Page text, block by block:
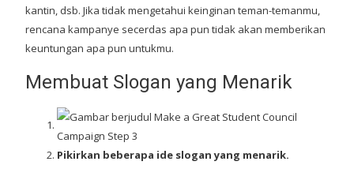
kantin, dsb. Jika tidak mengetahui keinginan teman-temanmu,
rencana kampanye secerdas apa pun tidak akan memberikan
keuntungan apa pun untukmu.
Membuat Slogan yang Menarik
Pikirkan beberapa ide slogan yang menarik.